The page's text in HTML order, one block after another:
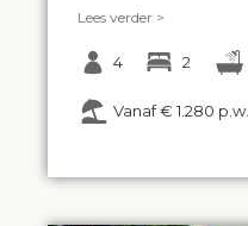
Lees verder >
4 2
Vanaf € 1.280 p.w.